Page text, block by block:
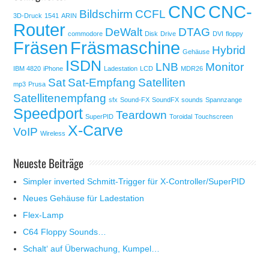
3D-Druck 1541 ARIN Bildschirm CCFL CNCCNC-
Router commodore DeWalt Disk Drive DTAG DVI floppy
Fräsen Fräsmaschine Gehäuse Hybrid
IBM 4820 iPhone ISDN Ladestation LCD LNB MDR26 Monitor
mp3 Prusa Sat Sat-Empfang Satelliten
Satellitenempfang sfx Sound-FX SoundFX sounds Spannzange
Speedport SuperPID Teardown Toroidal Touchscreen
VoIP Wireless X-Carve
Neueste Beiträge
Simpler inverted Schmitt-Trigger für X-Controller/SuperPID
Neues Gehäuse für Ladestation
Flex-Lamp
C64 Floppy Sounds…
Schalt‘ auf Überwachung, Kumpel…